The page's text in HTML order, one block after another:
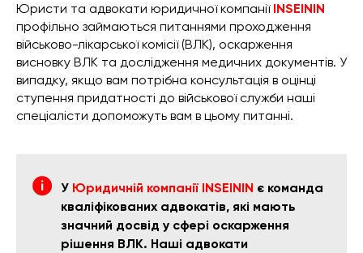
Юристи та адвокати юридичної компанії INSEININ
профільно займаються питаннями проходження
військово-лікарської комісії (ВЛК), оскарження
висновку ВЛК та дослідження медичних документів. У
випадку, якщо вам потрібна консультація в оцінці
ступення придатності до військової служби наші
спеціалісти допоможуть вам в цьому питанні.
У Юридичній компанії INSEININ є команда
кваліфікованих адвокатів, які мають
значний досвід у сфері оскарження
рішення ВЛК. Наші адвокати